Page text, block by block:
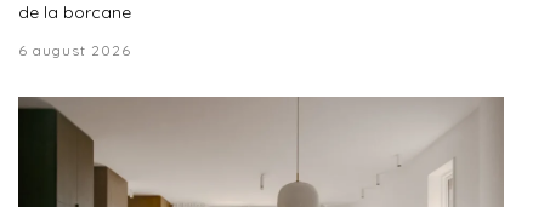
de la borcane
6 august 2026